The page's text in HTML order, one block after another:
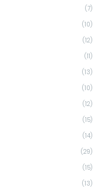
(7)
(10)
(12)
(11)
(13)
(10)
(12)
(15)
(14)
(29)
(15)
(13)